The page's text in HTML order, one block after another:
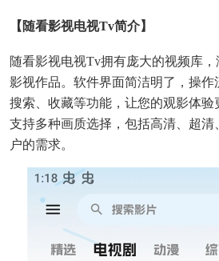
【随看影视电视Tv简介】
随看影视电视Tv拥有庞大的视频库
影视作品。软件界面简洁明了，操作
搜索、收藏等功能，让您的观影体
支持多种画质选择，包括高清、超清
户的需求。